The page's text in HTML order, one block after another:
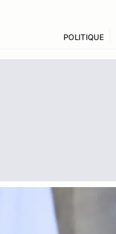
POLITIQUE